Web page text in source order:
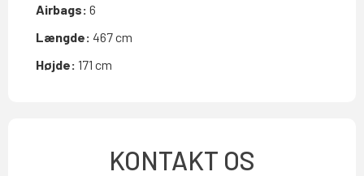
Airbags: 6
Længde: 467 cm
Højde: 171 cm
KONTAKT OS